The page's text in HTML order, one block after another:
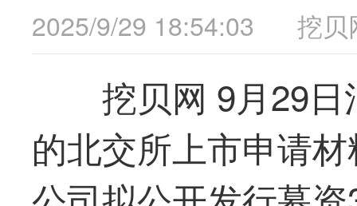
2025/9/29 18:54:03 挖贝
挖贝网 9月29
的北交所上市申请